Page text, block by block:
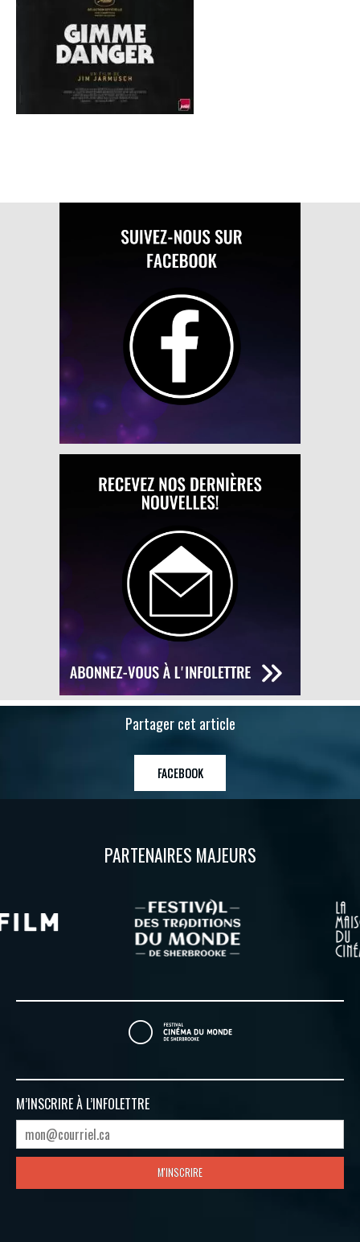
Partager cet article
FACEBOOK
PARTENAIRES MAJEURS
M’INSCRIRE À L’INFOLETTRE
M'INSCRIRE